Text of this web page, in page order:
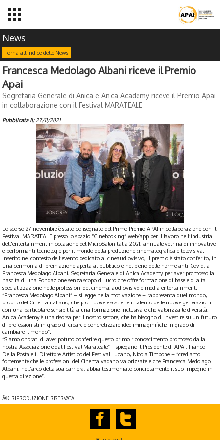
News
Torna all'indice delle News
Francesca Medolago Albani riceve il Premio
Apai
Segretaria Generale di Anica e Anica Academy riceve il Premio Apai
in collaborazione con il Festival MARATEALE
Pubblicata il:27/11/2021
Lo scorso 27 novembre è stato consegnato del Primo Premio APAI in collaborazione con il
Festival MARATEALE presso lo spazio “Cinebooking” web/app per il lavoro nell’industria
dell'entertainment in occasione del MicroSalonItalia 2021, annuale vetrina di innovative
e performanti tecnologie per il mondo della produzione cinematografica e televisiva.
Inserito nel contesto dell’evento dedicato al cineaudiovisivo, il premio è stato conferito, in
una cerimonia di premiazione aperta al pubblico e nel pieno delle norme anti-Covid, a
Francesca Medolago Albani, Segretaria Generale di Anica Academy, per aver promosso la
nascita di una Fondazione senza scopo di lucro che offre formazione di base e di alta
specializzazione nelle professioni del cinema, audiovisivo e media entertainment.
“Francesca Medolago Albani” – si legge nella motivazione – rappresenta quel mondo,
proprio del Cinema italiano, che promuove e sostiene il talento delle nuove generazioni
con una particolare sensibilità a una formazione inclusiva e che valorizza le diversità.
Anica Academy è una risorsa per il nostro settore, che ha bisogno di investire su un futuro
di professionisti in grado di creare e concretizzare idee immaginifiche in grado di
cambiare il mondo”.
“Siamo onorati di aver potuto conferire questo primo riconoscimento promosso dalla
nostra Associazione e dal Festival Marateale” – spiegano il Presidente di APAI, Franco
Della Posta e il Direttore Artistico del Festival Lucano, Nicola Timpone – “crediamo
fortemente che le professioni del Cinema vadano valorizzate e che Francesca Medolago
Albani, nell’arco della sua carriera, abbia testimoniato concretamente il suo impegno in
questa direzione”.
Â© RIPRODUZIONE RISERVATA